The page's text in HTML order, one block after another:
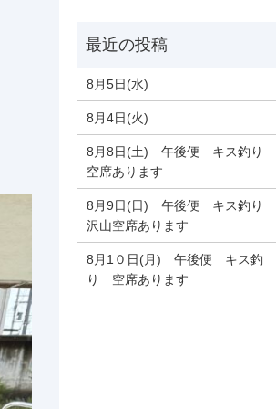
8月5日(水)
8月4日(火)
8月8日(土) 午後便 キス釣り
空席あります
8月9日(日) 午後便 キス釣り
沢山空席あります
8月1０日(月) 午後便 キス釣
り 空席あります